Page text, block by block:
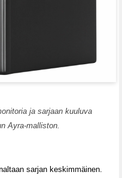
ja sarjaan kuuluva
Ayra-malliston.
sarjan keskimmäinen.